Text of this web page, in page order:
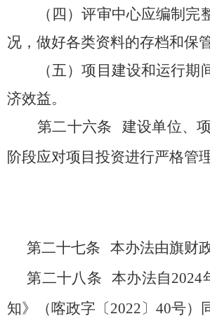
（四）评审中心应编制
况，做好各类资料的存档和保
（五）项目建设和运行
济效益。
第二十六条
建设单位、
阶段应对项目投资进行严格管
第二十七条
本办法由旗财
第二十八条
本办法自2024
知》
（喀政字〔2022〕 40号）